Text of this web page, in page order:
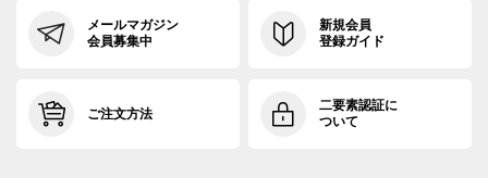
メールマガジン
会員募集中
新規会員
登録ガイド
ご注文方法
二要素認証に
ついて